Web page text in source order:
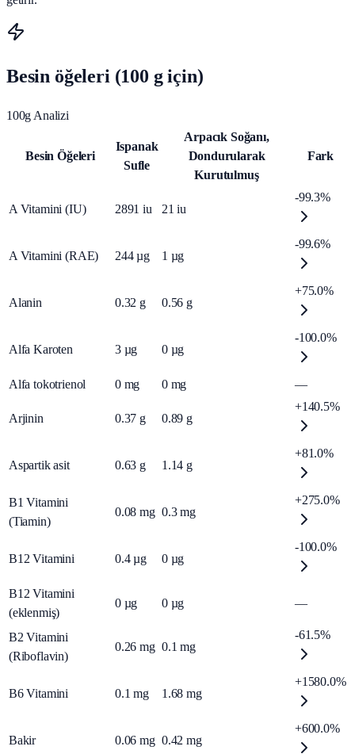
Besin öğeleri (100 g için)
100g Analizi
Besin Öğeleri
Ispanak
Sufle
Arpacık Soğanı,
Dondurularak
Kurutulmuş
Fark
A Vitamini (IU) 2891 iu 21 iu
-99.3%
A Vitamini (RAE) 244 µg 1 µg
-99.6%
Alanin 0.32 g 0.56 g
+75.0%
Alfa Karoten 3 µg 0 µg
-100.0%
Alfa tokotrienol 0 mg 0 mg —
Arjinin 0.37 g 0.89 g
+140.5%
Aspartik asit 0.63 g 1.14 g
+81.0%
B1 Vitamini
(Tiamin)
0.08 mg 0.3 mg
+275.0%
B12 Vitamini 0.4 µg 0 µg
-100.0%
B12 Vitamini
(eklenmiş)
0 µg 0 µg —
B2 Vitamini
(Riboflavin)
0.26 mg 0.1 mg
-61.5%
B6 Vitamini 0.1 mg 1.68 mg
+1580.0%
Bakir 0.06 mg 0.42 mg
+600.0%